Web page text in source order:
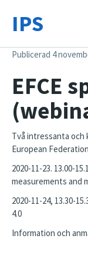
IPS
Publicerad 4
EFCE
Två intressanta
European
2020-11-23. 13.00-
measurements and
2020-11-24, 13.30-
4.0
Information och